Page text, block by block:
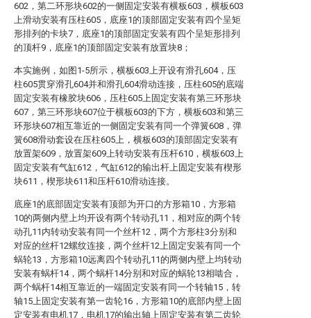
602，第二环形块602的一侧固定安装有横板603，横板603
上滑动安装有压柱605，底座1的顶部固定安装有四个呈矩
形排列的卡块7，底座1的顶部固定安装有四个呈矩形排列
的顶杆9，底座1的顶部固定安装有放置块8；
本实施例，如图1-5所示，横板603上开设有滑孔604，压
柱605贯穿滑孔604并和滑孔604滑动连接，压柱605的底端
固定安装有橡胶块606，压柱605上固定安装有第三环形块
607，第三环形块607位于横板603的下方，横板603和第三
环形块607相互靠近的一侧固定安装有同一个弹簧608，弹
簧608滑动套设在压柱605上，横板603的顶部固定安装有
放置架609，放置架609上转动安装有压杆610，横板603上
固定安装有气缸612，气缸612的输出杆上固定安装有楔形
块611，楔形块611和压杆610滑动连接。
底座1的底部固定安装有顶部为开口的方形箱10，方形箱
10的两侧内壁上均开设有两个转动孔11，相对应的两个转
动孔11内转动安装有同一个丝杆12，两个方形柱3分别和
对应的丝杆12螺纹连接，两个丝杆12上固定安装有同一个
蜗轮13，方形箱10远离四个转动孔11的两侧内壁上均转动
安装有蜗杆14，两个蜗杆14分别和对应的蜗轮13相啮合，
两个蜗杆14相互靠近的一端固定安装有同一个转轴15，转
轴15上固定安装有第一齿轮16，方形箱10的底部内壁上固
定安装有电机17，电机17的输出轴上固定安装有第二齿轮